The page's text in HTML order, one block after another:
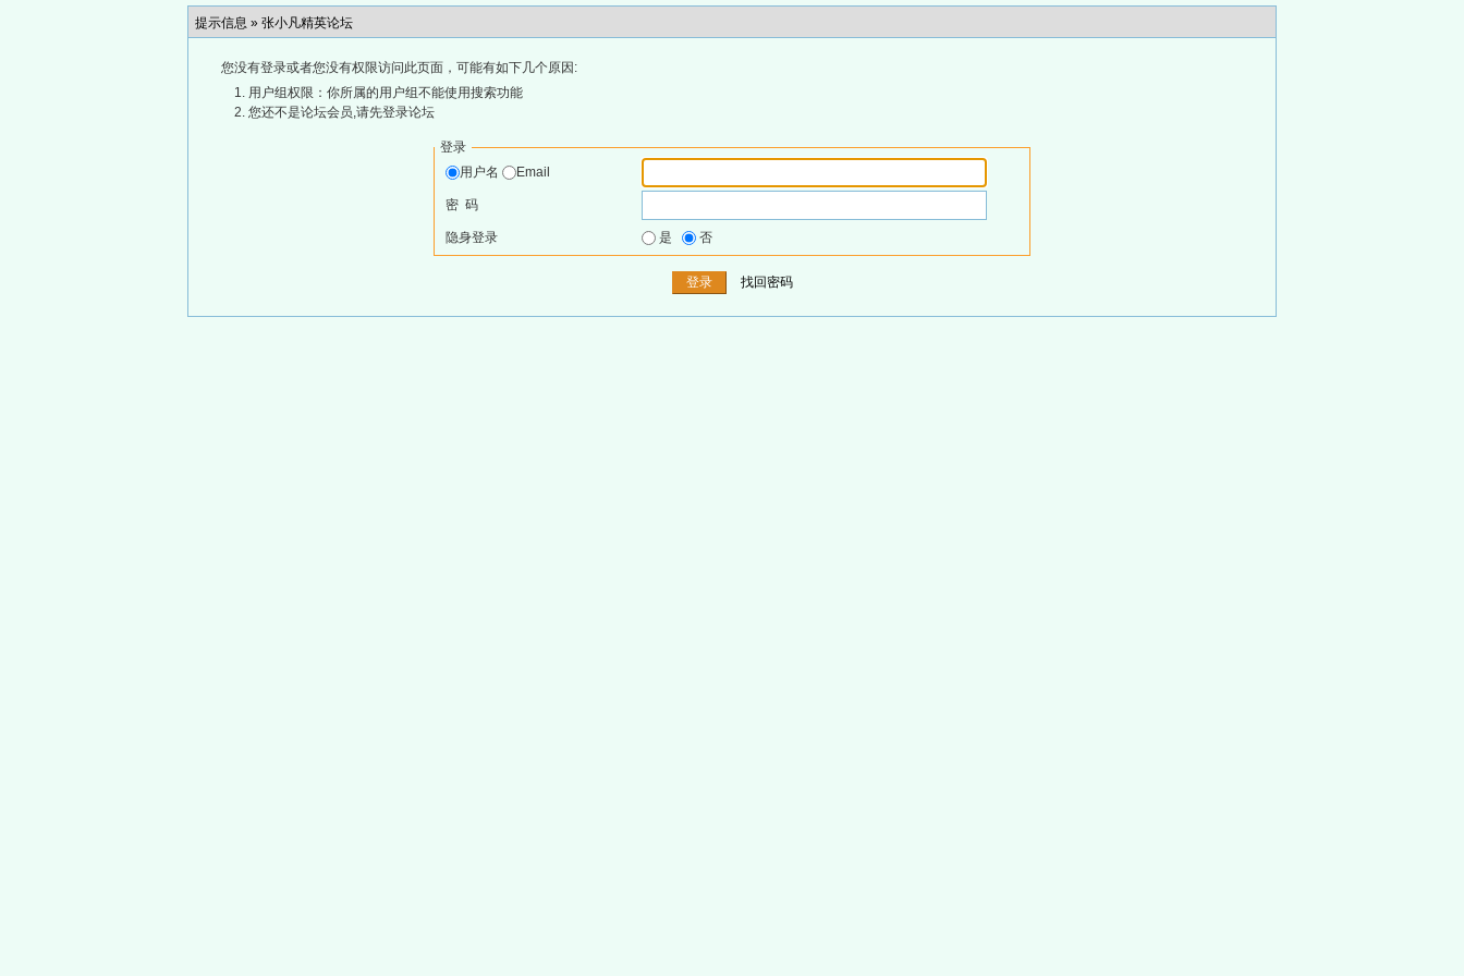
提示信息 » 张小凡精英论坛
您没有登录或者您没有权限访问此页面，可能有如下几个原因:
用户组权限：你所属的用户组不能使用搜索功能
您还不是论坛会员,请先登录论坛
登录
用户名
Email
密 码
隐身登录 是 否
找回密码